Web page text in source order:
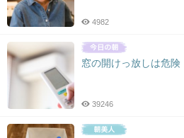
4982
窓の開けっ放しは危
39246